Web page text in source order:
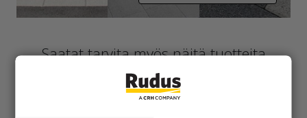
Saatat tarvita myös näitä tuotteita